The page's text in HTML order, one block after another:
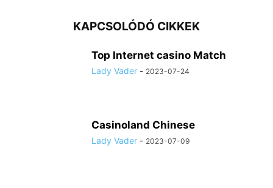
KAPCSOLÓDÓ CIKKEK
Top Internet casino Match
Lady Vader - 2023-07-24
Casinoland Chinese
Lady Vader - 2023-07-09